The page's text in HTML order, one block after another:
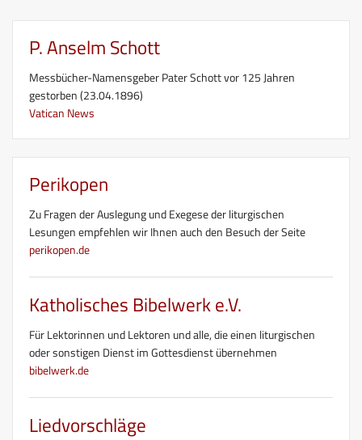
P. Anselm Schott
Messbücher-Namensgeber Pater Schott vor 125 Jahren
gestorben (23.04.1896)
Vatican News
Perikopen
Zu Fragen der Auslegung und Exegese der liturgischen
Lesungen empfehlen wir Ihnen auch den Besuch der Seite
perikopen.de
Katholisches Bibelwerk e.V.
Für Lektorinnen und Lektoren und alle, die einen liturgischen
oder sonstigen Dienst im Gottesdienst übernehmen
bibelwerk.de
Liedvorschläge